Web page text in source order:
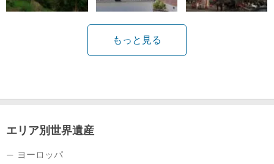
もっと見る
エリア別世界遺産
ヨーロッパ